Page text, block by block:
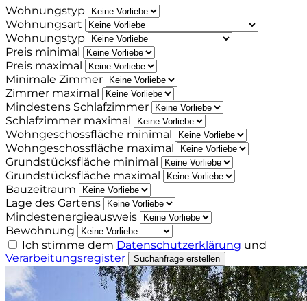
Wohnungstyp
Wohnungsart
Wohnungstyp
Preis minimal
Preis maximal
Minimale Zimmer
Zimmer maximal
Mindestens Schlafzimmer
Schlafzimmer maximal
Wohngeschossfläche minimal
Wohngeschossfläche maximal
Grundstücksfläche minimal
Grundstücksfläche maximal
Bauzeitraum
Lage des Gartens
Mindestenergieausweis
Bewohnung
Ich stimme dem Datenschutzerklärung und
Verarbeitungsregister
Suchanfrage erstellen